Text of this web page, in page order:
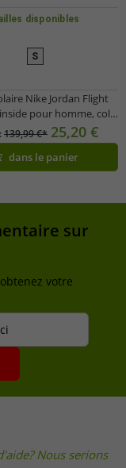
disponibles
S
Nike Jordan Flight
pour homme, col
fourrure, veste de
FV7448-010 Noir
139,99 €* 25,20 €
dans le panier
sur
votre
Nous serions